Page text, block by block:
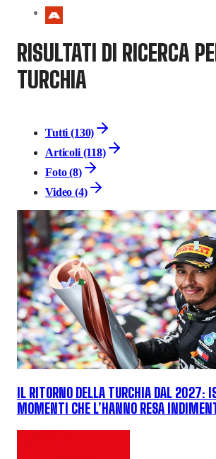
RISULTATI DI RICERCA
TURCHIA
Tutti (130)
Articoli (118)
Foto (8)
Video (4)
IL RITORNO DELLA TURCHIA DAL 2027:
MOMENTI CHE L’HANNO RESA